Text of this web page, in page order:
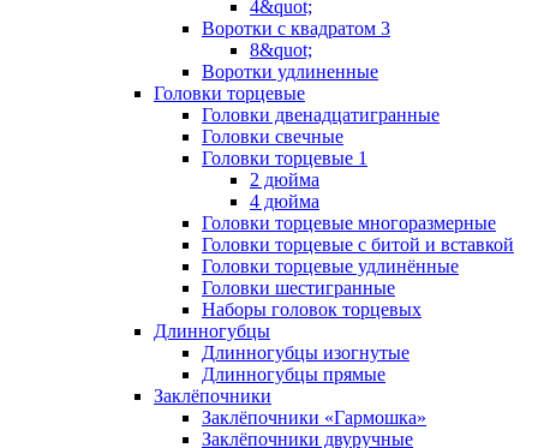
4&quot;
Воротки с квадратом 3
8&quot;
Воротки удлиненные
Головки торцевые
Головки двенадцатигранные
Головки свечные
Головки торцевые 1
2 дюйма
4 дюйма
Головки торцевые многоразмерные
Головки торцевые с битой и вставкой
Головки торцевые удлинённые
Головки шестигранные
Наборы головок торцевых
Длинногубцы
Длинногубцы изогнутые
Длинногубцы прямые
Заклёпочники
Заклёпочники «Гармошка»
Заклёпочники двуручные